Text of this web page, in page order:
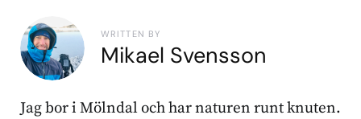
WRITTEN BY
Mikael Svensson
Jag bor i Mölndal och har naturen runt knuten.